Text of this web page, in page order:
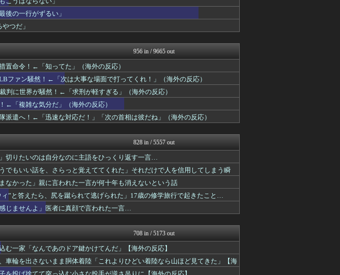
ら薬の管理も着替えの声か...
私が悪いの？【海外の反応】
い気がする → 「日本のI...
破した事が明らかに（海...
（海外の反応）
海外さんいらっしゃい 海外...
たいだよ」
ハウメニージャパン！
オリンピック予選の記録...
世界の憂鬱 海外・韓国の反...
た熊本総合病院の映像を見た...
すらるど - 海外の反応
ーマー「1...
た」海外の反応
海外の反応ジャーナル
カー協会に海外大騒ぎ！...
ワールドサッカーファン 海...
「日本人より礼儀正しい」...
じゃぽにか反応帳
応）
仰天！（海外の反応）
海外のお前ら 海外の反応
るほど笑った」続編が来なか...
Ask Reddit まと...
酷いアイデアだ」（海外の... 海外の反応スポーツ
後の一行がずるい」
つだ」
956 in / 9665 out
置命令！←「知ってた」（海外の反応）
ファン騒然！←「次は大事な場面で打ってくれ！」（海外の反応）
判に世界が騒然！←「求刑が軽すぎる」（海外の反応）
←「複雑な気分だ」（海外の反応）
派遣へ！←「迅速な対応だ！」「次の首相は彼だね」（海外の反応）
828 in / 5557 out
切りたいのは自分なのに主語をひっくり返す一言…
でもいい話を、さらっと覚えててくれた」それだけで人を信用してしまう瞬
なかった」親に言われた一言が何十年も消えないという話
”と答えたら、尻を蹴られて逃げられた」17歳の修学旅行で起きたこと…
じませんよ」医者に真顔で言われた一言…
708 in / 5173 out
一家「なんであのドア鍵かけてんだ」【海外の反応】
車輪を出さないまま胴体着陸「これよりひどい着陸なら山ほど見てきた」【海